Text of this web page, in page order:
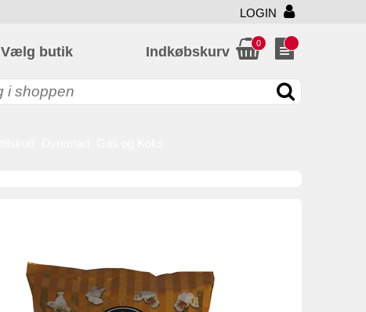
LOGIN
Vælg butik Indkøbskurv
0